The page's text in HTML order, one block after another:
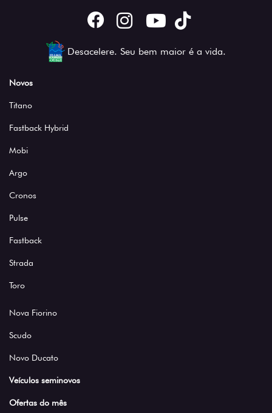
Desacelere. Seu bem maior é a vida.
Novos
Titano
Fastback Hybrid
Mobi
Argo
Cronos
Pulse
Fastback
Strada
Toro
Nova Fiorino
Scudo
Novo Ducato
Veículos seminovos
Ofertas do mês